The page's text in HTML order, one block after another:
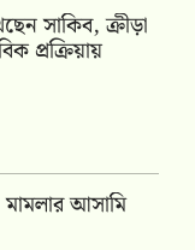
সাকিব, ক্রীড়া
প্রক্রিয়ায়
মামলার আসামি